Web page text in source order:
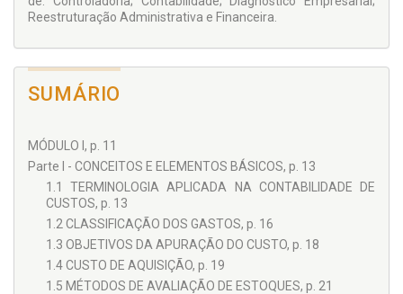
Reestruturação Administrativa e Financeira.
SUMÁRIO
MÓDULO I, p. 11
Parte I - CONCEITOS E ELEMENTOS BÁSICOS, p. 13
1.1 TERMINOLOGIA APLICADA NA CONTABILIDADE DE
CUSTOS, p. 13
1.2 CLASSIFICAÇÃO DOS GASTOS, p. 16
1.3 OBJETIVOS DA APURAÇÃO DO CUSTO, p. 18
1.4 CUSTO DE AQUISIÇÃO, p. 19
1.5 MÉTODOS DE AVALIAÇÃO DE ESTOQUES, p. 21